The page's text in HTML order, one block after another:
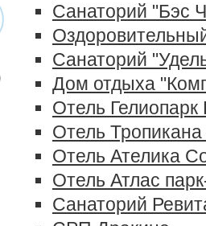
Санаторий "Бэс
Санаторий
Дом отдыха
Отель Гелиопарк
Отель
Отель Ателика
Отель Атлас
Санаторий